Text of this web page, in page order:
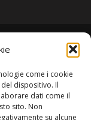
come i cookie
dispositivo. Il
dati come il
sito. Non
su alcune
diritti sono riservati.